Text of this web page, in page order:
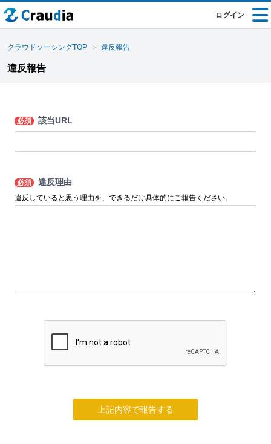
ログイン
クラウドソーシングTOP 違反報告
違反報告
必須 該当URL
必須 違反理由
違反していると思う理由を、できるだけ具体的にご報告ください。
上記内容で報告する